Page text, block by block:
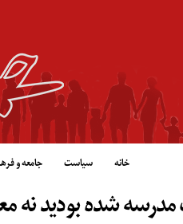
خانه سیاست جامعه و
شده بودید نه